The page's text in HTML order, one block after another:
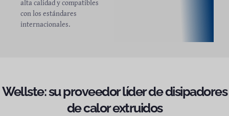
alta calidad y compatibles
con los estándares
internacionales.
Wellste: su proveedor líder de disipadores
de calor extruidos